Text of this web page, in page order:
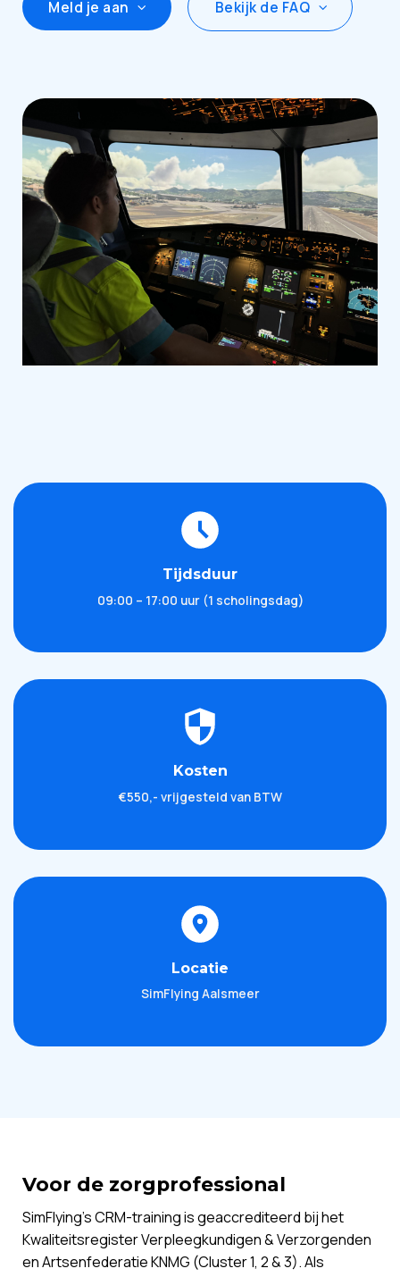
Meld je aan Bekijk de FAQ
Tijdsduur
09:00 – 17:00 uur (1 scholingsdag)
Kosten
€550,- vrijgesteld van BTW
Locatie
SimFlying Aalsmeer
Voor de zorgprofessional
SimFlying’s CRM-training is geaccrediteerd bij het
Kwaliteitsregister Verpleegkundigen & Verzorgenden
en Artsenfederatie KNMG (Cluster 1, 2 & 3). Als